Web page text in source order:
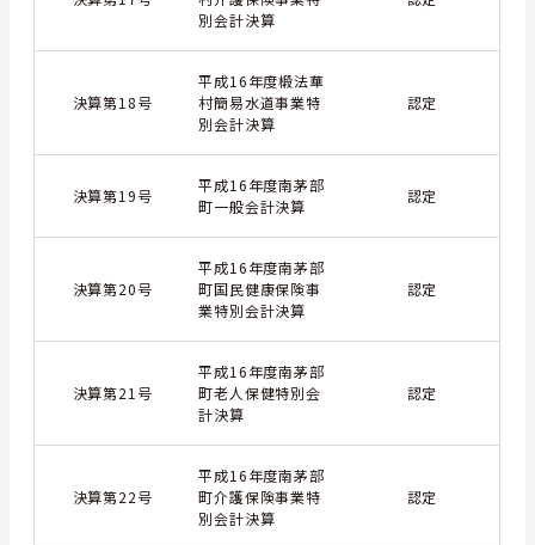
別会計決算
決算第18号
平成16年度椴法華
村簡易水道事業特
別会計決算
認定
決算第19号
平成16年度南茅部
町一般会計決算
認定
決算第20号
平成16年度南茅部
町国民健康保険事
業特別会計決算
認定
決算第21号
平成16年度南茅部
町老人保健特別会
計決算
認定
決算第22号
平成16年度南茅部
町介護保険事業特
別会計決算
認定